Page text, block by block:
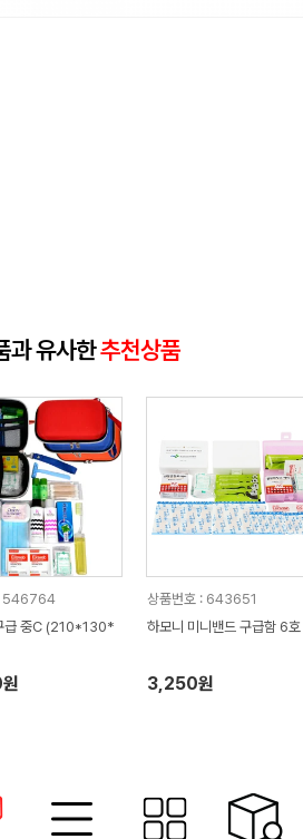
과 유사한추천상품
546764
급 중C (210*130*
상품번호 : 643651
하모니 미니밴드 구급함 6호
3,250원